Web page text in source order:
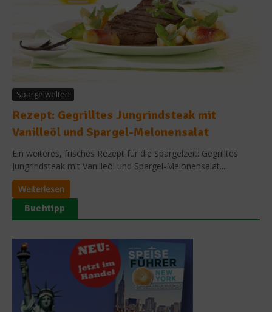
Spargelwelten
Rezept: Gegrilltes Jungrindsteak mit
Vanilleöl und Spargel-Melonensalat
Ein weiteres, frisches Rezept für die Spargelzeit: Gegrilltes
Jungrindsteak mit Vanilleöl und Spargel-Melonensalat....
Weiterlesen
Buchtipp